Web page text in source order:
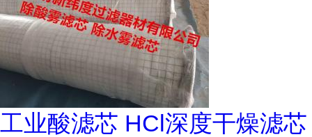
工业酸滤芯 HCl深度干燥滤芯